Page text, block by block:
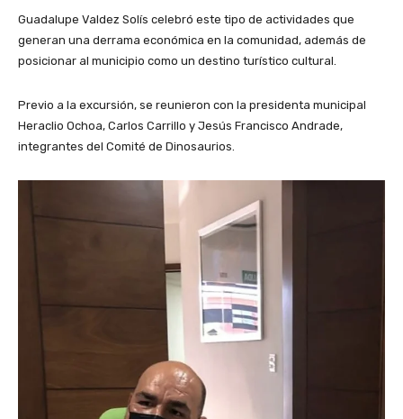
Guadalupe Valdez Solís celebró este tipo de actividades que
generan una derrama económica en la comunidad, además de
posicionar al municipio como un destino turístico cultural.
Previo a la excursión, se reunieron con la presidenta municipal
Heraclio Ochoa, Carlos Carrillo y Jesús Francisco Andrade,
integrantes del Comité de Dinosaurios.